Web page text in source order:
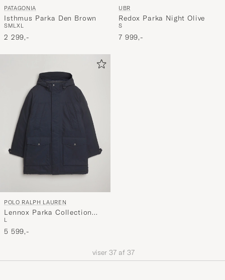
PATAGONIA
Isthmus Parka Den Brown
SMLXL
2 299,-
UBR
Redox Parka Night Olive
S
7 999,-
POLO RALPH LAUREN
Lennox Parka Collection
Navy
L
5 599,-
viser 37 af 37